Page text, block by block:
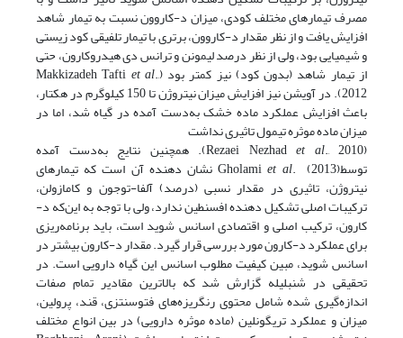
مصرف تیمارهای مختلف کودی، میزان د-کاروون نسبت به تیمار شاهد
افزایش یافت و از نظر مقدار د-کاروون، برتری با تیمار تلفیقی کود زیستی
و شیمیایی بود، ولی از نظر درصد لیمونن و ترانس دی هیدروکارون، حتی
از تیمار شاهد (بدون کود) نیز کمتر بود (Makkizadeh Taftiet al.,
2012). در آویشن نیز افزایش میزان نیتروژن تا 150 کیلوگرم در هکتار،
باعث افزایش عملکرد ماده خشک به‌دست آمده در گیاه شد، اما در
میزان ماده موثره تیمول تاثیری نداشت
(Rezaei Nezhad
et al ., 2010). همچنین نتایج به‌دست آمده
توسطGholami et al . (2013) نشان دهنده آن است که تیمارهای
نیتروژن، تاثیری در مقدار نسبی (درصد) آلفا-توجون و کامازولن،
ترکیبات اصلی تشکیل دهنده افسنطین ندارد، ولی با توجه به این‌که د-
کارون، ترکیب اصلی و اقتصادی اسانس شوید است، باید برنامه‌ریزی
برای عملکرد د-کارون مورد بررسی قرار گیرد. مقدار د-کارون بیشتر در
اسانس شوید، مبین کیفیت مطلوب اسانس این گیاه دارویی است. در
تحقیقی در شنبلیله گزارش شد که بالاترین مقادیر تمام صفات
اندازه‌گیری شده شامل محتوی رنگریزه‌های فتوسنتزی، قند، پرولین،
میزان و عملکرد تریگونلین (ماده موثره دارویی) در بین انواع مختلف